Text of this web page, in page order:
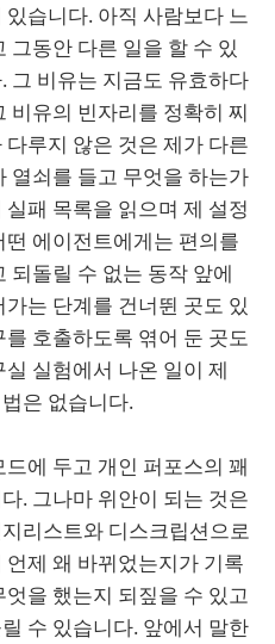
습니다. 아직 사람보다 느
그동안 다른 일을 할 수 있
그 비유는 지금도 유효하다
비유의 빈자리를 정확히 찌
루지 않은 것은 제가 다른
열쇠를 들고 무엇을 하는가
패 목록을 읽으며 제 설정
에이전트에게는 편의를
되돌릴 수 없는 동작 앞에
는 단계를 건너뛴 곳도 있
호출하도록 엮어 둔 곳도
실험에서 나온 일이 제
은 없습니다.
에 두고 개인 퍼포스의 꽤
. 그나마 위안이 되는 것은
리스트와 디스크립션으로
제 왜 바뀌었는지가 기록
을 했는지 되짚을 수 있고
수 있습니다. 앞에서 말한